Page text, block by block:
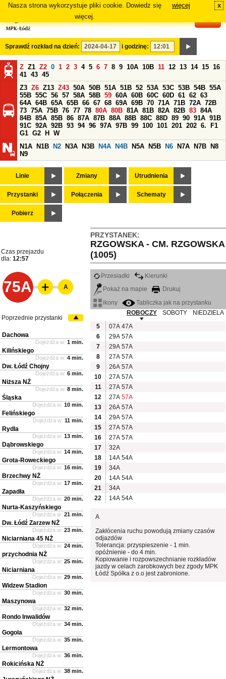
Nasza strona wykorzystuje pliki cookie. Dowiedz się
więcej.
więcej x
Sprawdź rozkład na dzień: i godzinę:
Z Z1 Z2 0 1 2 3 4 5 6 7 8 9 10A 10B 11 12 13 14 15 16
41 43 45
Z3 Z6 Z13 Z43 50A 50B 51A 51B 52 53A 53C 53B 54B 55A
55B 55C 56 57 58A 58B 59 60A 60B 60C 60D 61 62 63
64A 64B 65A 65B 66 67 68 69A 69B 70 71A 71B 72A 72B
73 75A 75B 76 77 78 80A 80B 81A 81B 82A 82B 83 84A
84B 85A 85B 86 87A 87B 88A 88B 88C 88D 89 90 91A 91B
91C 92A 92B 93 94 96 97A 97B 99 100 101 201 202 6.
F1
G1 G2 H
W
N1A
N1B N2 N3A N3B N4A N4B N5A N5B N6 N7A N7B
N8
N9
Linie Zmiany Utrudnienia
Przystanki Połączenia Schematy
Pobierz
PRZYSTANEK:
RZGOWSKA - CM. RZGOWSKA
(1005)
Czas przejazdu
dla: 12:57
75A
Przesiadki
Kierunki
Pokaż na mapie
Drukuj
ikony
Tabliczka jak na przystanku
ROBOCZY
SOBOTY
NIEDZIELA
5
07A 47A
6
29A 57A
7
29A 57A
8
27A 57A
9
26A 57A
10
27A 57A
11
27A 57A
12
27A 57A
13
26A 57A
14
29A 57A
15
27A 57A
16
27A 57A
17
32A
18
14A 54A
19
34A
20
14A 54A
21
34A
22
14A 54A
A
Zakłócenia ruchu powodują zmiany czasów
odjazdów
Tolerancja: przyspieszenie - 1 min.
opóźnienie - do 4 min.
Kopiowanie i rozpowszechnianie rozkładów
jazdy w celach zarobkowych bez zgody MPK
Łódź Spółka z o.o jest zabronione.
A
Poprzednie przystanki
Dachowa
Dojeżdża w: 1 min.
Kilińskiego
Dojeżdża w: 4 min.
Dw. Łódź Chojny
Dojeżdża w: 6 min.
Niższa NŻ
Dojeżdża w: 8 min.
Śląska
Dojeżdża w: 10 min.
Felińskiego
Dojeżdża w: 11 min.
Rydla
Dojeżdża w: 13 min.
Dąbrowskiego
Dojeżdża w: 14 min.
Grota-Roweckiego
Dojeżdża w: 16 min.
Brzechwy NŻ
Dojeżdża w: 17 min.
Zapadła
Dojeżdża w: 20 min.
Nurta-Kaszyńskiego
Dojeżdża w: 21 min.
Dw. Łódź Zarzew NŻ
Dojeżdża w: 23 min.
Niciarniana 45 NŻ
Dojeżdża w: 24 min.
przychodnia NŻ
Dojeżdża w: 25 min.
Niciarniana
Dojeżdża w: 29 min.
Widzew Stadion
Dojeżdża w: 30 min.
Maszynowa
Dojeżdża w: 32 min.
Rondo Inwalidów
Dojeżdża w: 34 min.
Gogola
Dojeżdża w: 35 min.
Lermontowa
Dojeżdża w: 36 min.
Rokicińska NŻ
Dojeżdża w: 38 min.